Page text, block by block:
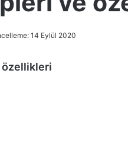
14 Eylül 2020
özellikleri